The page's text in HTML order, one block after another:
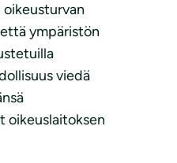
oikeusturvan
ympäristön
viedä
oikeuslaitoksen